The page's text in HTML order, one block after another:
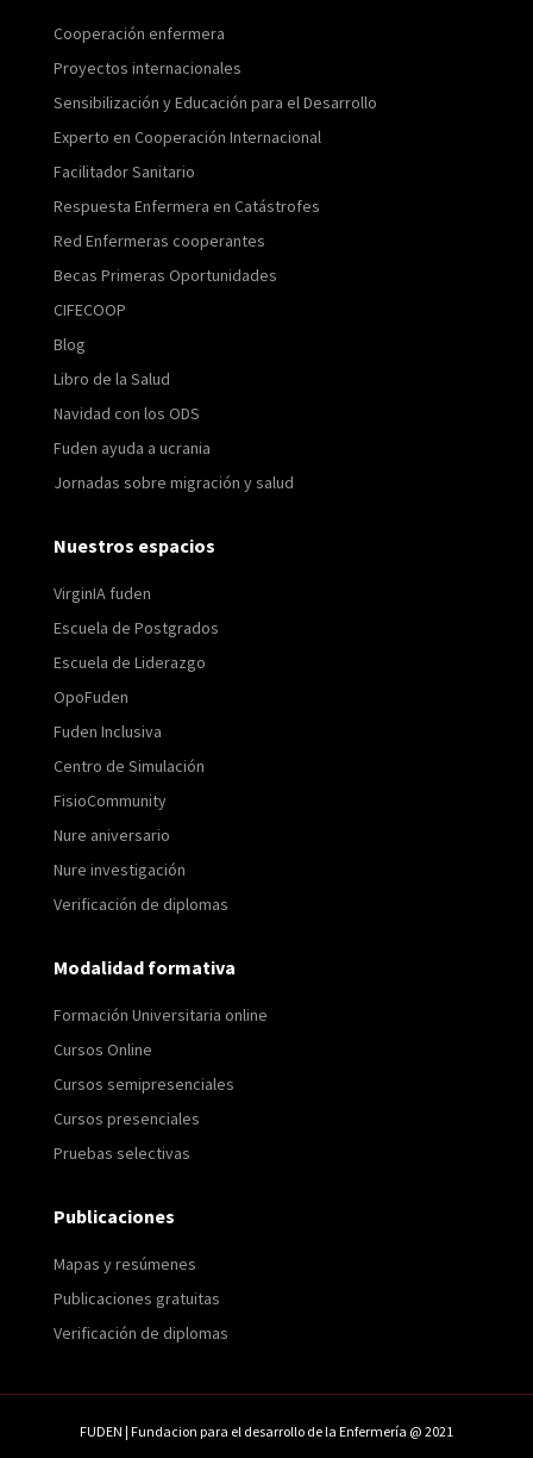
Cooperación enfermera
Proyectos internacionales
Sensibilización y Educación para el Desarrollo
Experto en Cooperación Internacional
Facilitador Sanitario
Respuesta Enfermera en Catástrofes
Red Enfermeras cooperantes
Becas Primeras Oportunidades
CIFECOOP
Blog
Libro de la Salud
Navidad con los ODS
Fuden ayuda a ucrania
Jornadas sobre migración y salud
Nuestros espacios
VirginIA fuden
Escuela de Postgrados
Escuela de Liderazgo
OpoFuden
Fuden Inclusiva
Centro de Simulación
FisioCommunity
Nure aniversario
Nure investigación
Verificación de diplomas
Modalidad formativa
Formación Universitaria online
Cursos Online
Cursos semipresenciales
Cursos presenciales
Pruebas selectivas
Publicaciones
Mapas y resúmenes
Publicaciones gratuitas
Verificación de diplomas
FUDEN | Fundacion para el desarrollo de la Enfermería @ 2021